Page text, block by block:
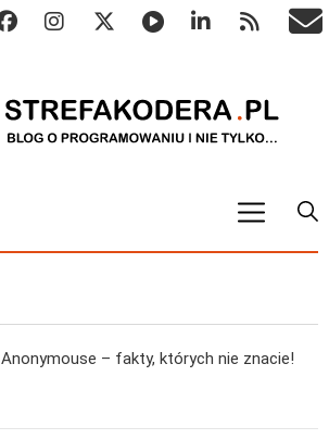
Metody numeryczne
Anonymouse – fakty, których nie znacie!